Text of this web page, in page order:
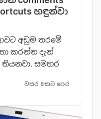
හඳුන්වා
අඩුම තරමේ
කරන්න දැන්
තියනවා. සමහර
වසර 8කට පෙර